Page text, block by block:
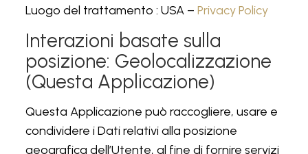
Luogo del trattamento : USA – Privacy Policy
Interazioni basate sulla
posizione: Geolocalizzazione
(Questa Applicazione)
Questa Applicazione può raccogliere, usare e
condividere i Dati relativi alla posizione
geografica dell’Utente, al fine di fornire servizi